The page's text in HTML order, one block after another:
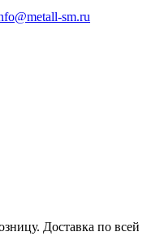
sm.ru
Доставка по всей